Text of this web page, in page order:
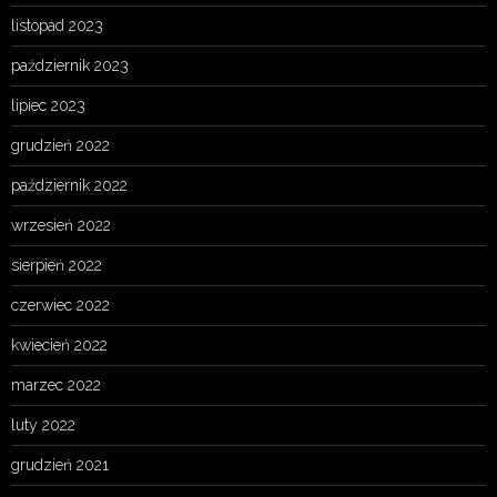
listopad 2023
październik 2023
lipiec 2023
grudzień 2022
październik 2022
wrzesień 2022
sierpień 2022
czerwiec 2022
kwiecień 2022
marzec 2022
luty 2022
grudzień 2021